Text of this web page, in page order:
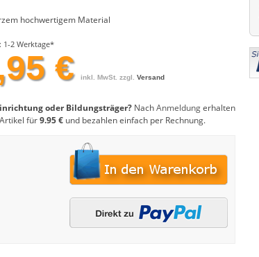
hochwertigem Material
1-2 Werktage*
€ inkl. MwSt. zzgl. Versand
oder Bildungsträger? NachAnmeldungerhalten
für9.95 € und bezahlen einfach per Rechnung.